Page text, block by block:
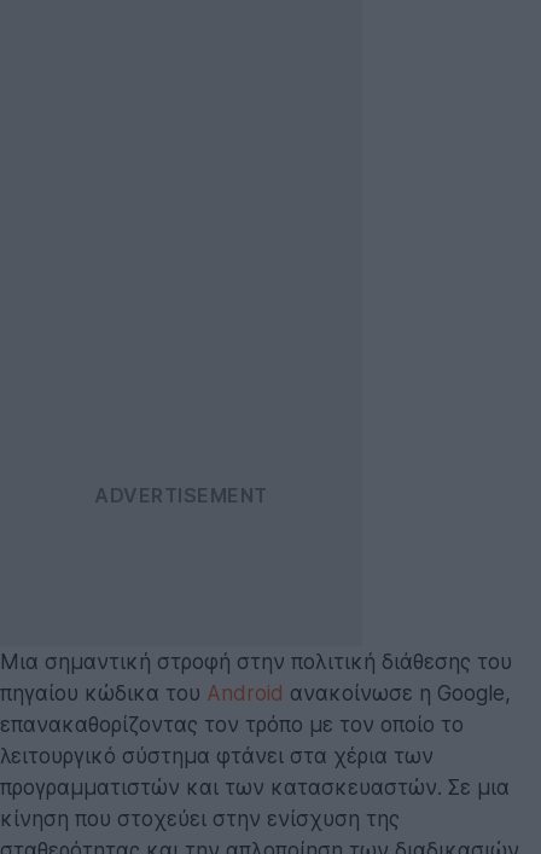
Μια σημαντική στροφή στην πολιτική διάθεσης του
πηγαίου κώδικα του Android ανακοίνωσε η Google,
επανακαθορίζοντας τον τρόπο με τον οποίο το
λειτουργικό σύστημα φτάνει στα χέρια των
προγραμματιστών και των κατασκευαστών. Σε μια
κίνηση που στοχεύει στην ενίσχυση της